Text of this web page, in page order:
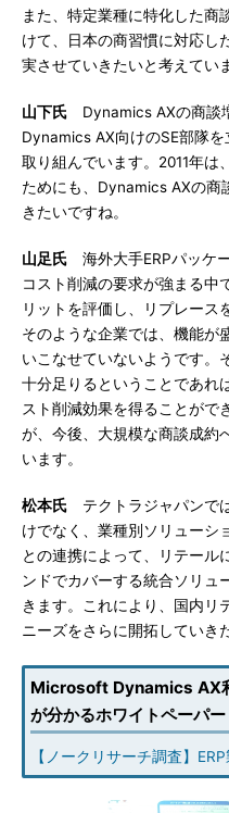
また、特定業種に特化した商
けて、日本の商習慣に対応し
実させていきたいと考えてい
山下氏 Dynamics AXの商談
Dynamics AX向けのSE部隊
取り組んでいます。2011年は
ためにも、Dynamics AXの商
きたいですね。
山足氏 海外大手ERPパッケ
コスト削減の要求が強まる中
リットを評価し、リプレース
そのような企業では、機能が
いこなせていないようです。
十分足りるということであれ
スト削減効果を得ることがで
が、今後、大規模な商談成約
います。
松本氏 テクトラジャパンで
けでなく、業種別ソリューシ
との連携によって、リテール
ンドでカバーする統合ソリュ
きます。これにより、国内リ
ニーズをさらに開拓していき
Microsoft Dynamics AX
が分かるホワイトペーパー
【ノークリサーチ調査】